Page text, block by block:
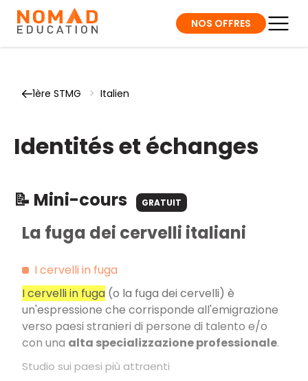
NOS OFFRES
1ère STMG > Italien
Identités et échanges
📝 Mini-cours GRATUIT
La fuga dei cervelli italiani
I cervelli in fuga
I cervelli in fuga (o la fuga dei cervelli) è
un'espressione che corrisponde all'emigrazione
verso paesi stranieri di persone di talento e/o
con una alta specializzazione professionale.
Studio sui paesi più attraenti